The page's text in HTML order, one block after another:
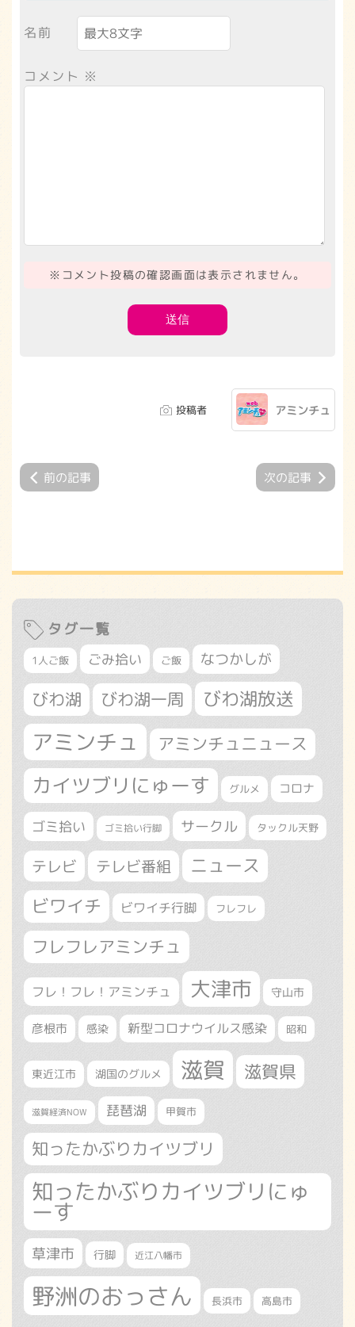
名前
コメント ※
※コメント投稿の確認画面は表示されません。
投稿者 アミンチュ
前の記事 次の記事
タグ一覧
1人ご飯 ごみ拾い ご飯 なつかしが
びわ湖 びわ湖一周 びわ湖放送
アミンチュ アミンチュニュース
カイツブリにゅーす グルメ コロナ
ゴミ拾い ゴミ拾い行脚 サークル タックル天野
テレビ テレビ番組 ニュース
ビワイチ ビワイチ行脚 フレフレ
フレフレアミンチュ
フレ！フレ！アミンチュ 大津市 守山市
彦根市 感染 新型コロナウイルス感染 昭和
東近江市 湖国のグルメ 滋賀 滋賀県
滋賀経済NOW 琵琶湖 甲賀市
知ったかぶりカイツブリ
知ったかぶりカイツブリにゅ
ーす
草津市 行脚 近江八幡市
野洲のおっさん 長浜市 高島市